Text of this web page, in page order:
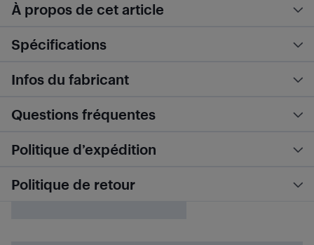
À propos de cet article
Spécifications
Infos du fabricant
Questions fréquentes
Politique d’expédition
Politique de retour